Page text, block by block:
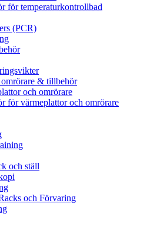
för temperaturkontrollbad
(PCR)
& tillbehör
och omrörare
för värmeplattor och omrörare
och ställ
och Förvaring